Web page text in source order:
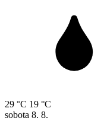
29 °C 19 °C
sobota 8. 8.